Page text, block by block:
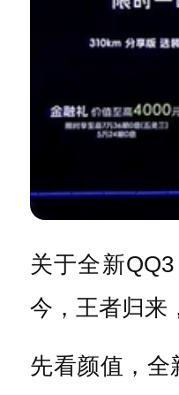
关于全新
今，王者归来
先看颜值，全